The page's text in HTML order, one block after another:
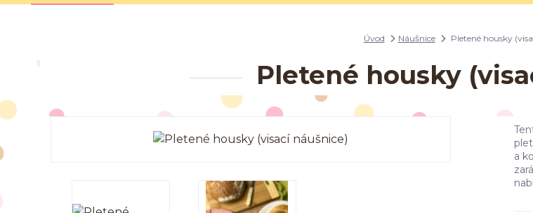
Úvod Náušnice Pletené housky
Pletené housky
a